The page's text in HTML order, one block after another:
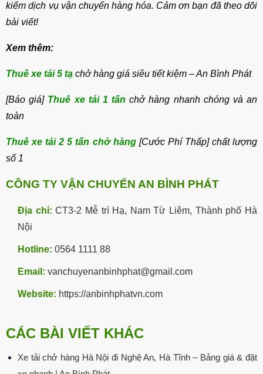
kiếm dịch vụ vận chuyển hàng hóa. Cảm ơn bạn đã theo dõi
bài viết!
Xem thêm:
Thuê xe tải 5 tạ chở hàng giá siêu tiết kiệm – An Bình Phát
[Báo giá] Thuê xe tải 1 tấn chở hàng nhanh chóng và an
toàn
Thuê xe tải 2 5 tấn chở hàng[Cước Phí Thấp] chất lượng
số 1
CÔNG TY VẬN CHUYỂN AN BÌNH PHÁT
Địa chỉ: CT3-2 Mễ trì Hạ, Nam Từ Liêm, Thành phố Hà
Nội
Hotline: 0564 1111 88
Email: vanchuyenanbinhphat@gmail.com
Website: https://anbinhphatvn.com
CÁC BÀI VIẾT KHÁC
Xe tải chở hàng Hà Nội đi Nghệ An, Hà Tĩnh – Bảng giá & đặt